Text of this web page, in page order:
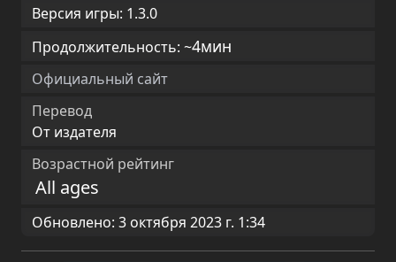
Версия игры: 1.3.0
Продолжительность: ~4мин
Официальный сайт
Перевод
От издателя
Возрастной рейтинг
All ages
Обновлено: 3 октября 2023 г. 1:34